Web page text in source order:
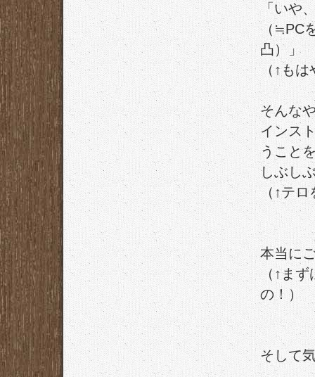
「いや
（≒PC
凸）」
（↑も
そんな
インス
うこと
しぶし
（↑テ
本当に
（↑まず
の！）
そして